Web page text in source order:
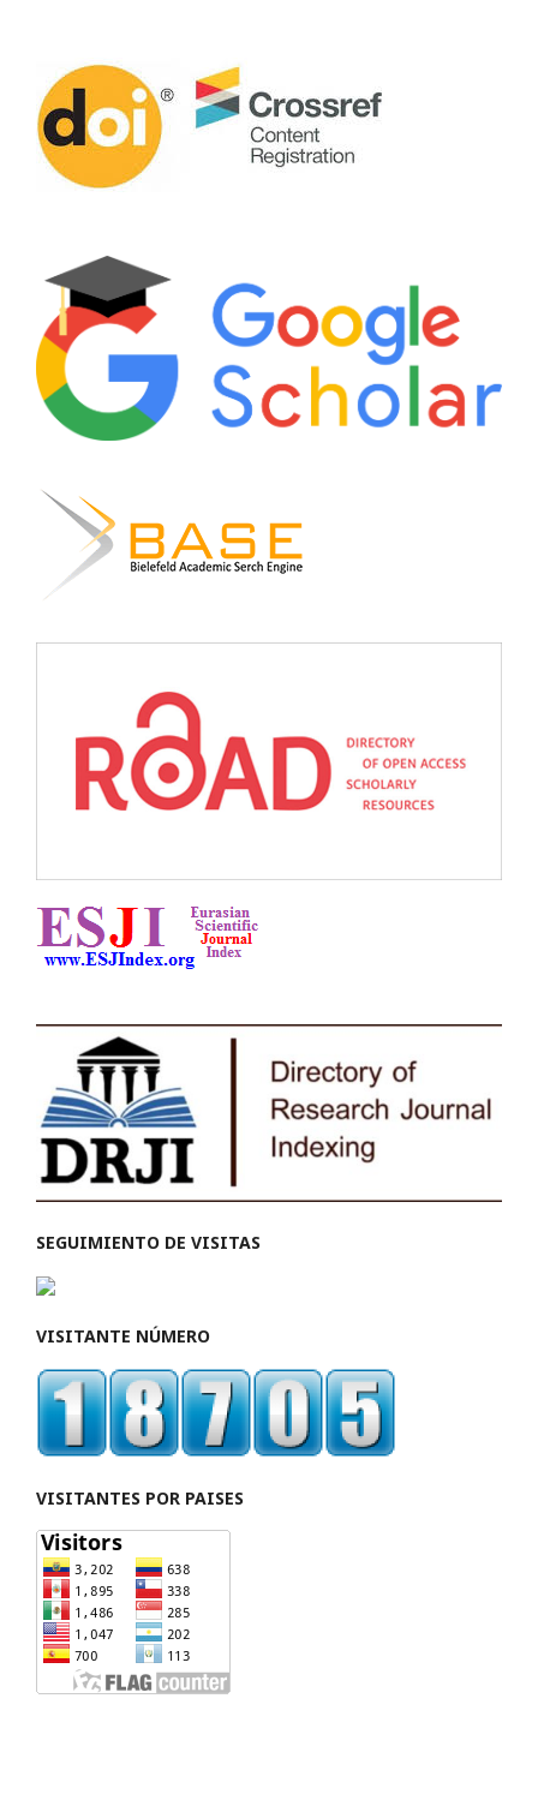
SEGUIMIENTO DE VISITAS
VISITANTE NÚMERO
VISITANTES POR PAISES